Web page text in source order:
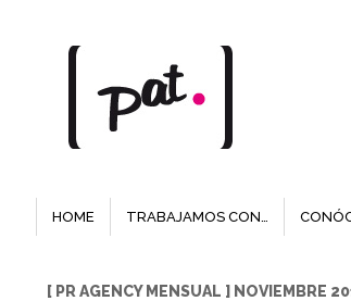
HOME TRABAJAMOS CON…
[ PR AGENCY MENSUAL ] NOVIEMBRE